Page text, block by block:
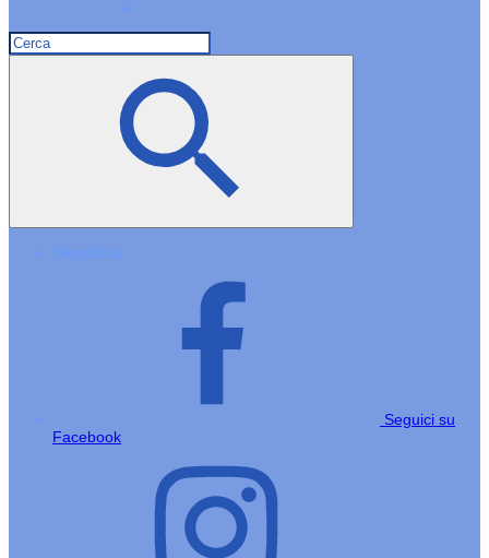
Seguici su
Seguici su
Facebook